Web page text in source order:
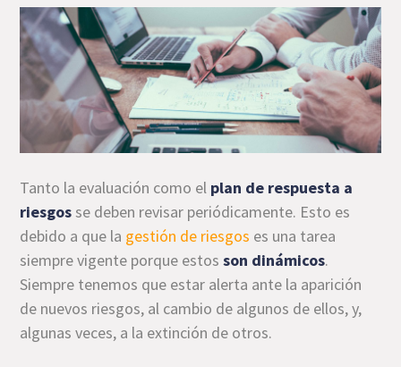
Tanto la evaluación como el plan de respuesta a
riesgosse deben revisar periódicamente. Esto es
debido a que la gestión de riesgos es una tarea
siempre vigente porque estosson dinámicos.
Siempre tenemos que estar alerta ante la aparición
de nuevos riesgos, al cambio de algunos de ellos, y,
algunas veces, a la extinción de otros.